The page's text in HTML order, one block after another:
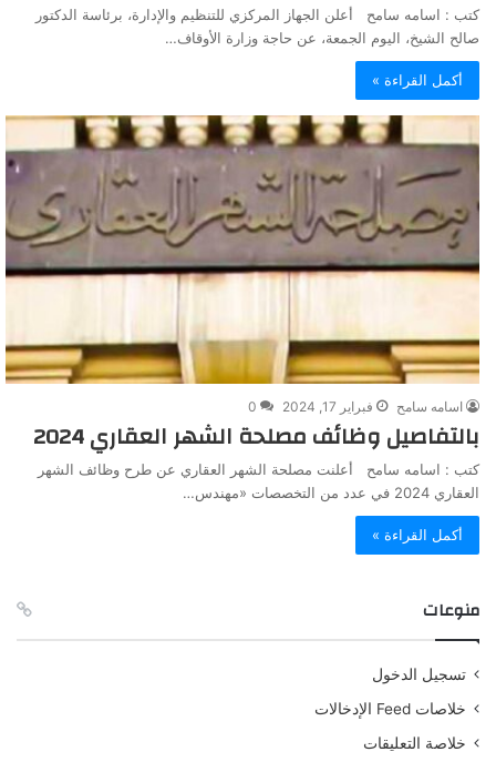
كتب : اسامه سامح أعلن الجهاز المركزي للتنظيم والإدارة، برئاسة الدكتور
صالح الشيخ، اليوم الجمعة، عن حاجة وزارة الأوقاف…
أكمل القراءة »
اسامه سامح فبراير 17, 2024 0
بالتفاصيل وظائف مصلحة الشهر العقاري 2024
كتب : اسامه سامح أعلنت مصلحة الشهر العقاري عن طرح وظائف الشهر
العقاري 2024 في عدد من التخصصات «مهندس…
أكمل القراءة »
منوعات
تسجيل الدخول
خلاصات Feed الإدخالات
خلاصة التعليقات